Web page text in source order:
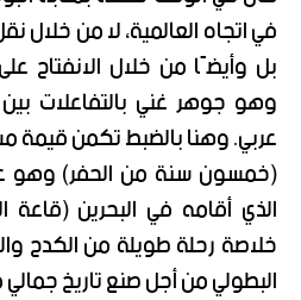
في اتجاه العالمية، لا من خلال
بل وأيضًا من خلال الانفتاح
وهو جوهر غني بالتفاعلات
عربي. وهنا بالضبط تكمن قيمة
(خمسون سنة من الحفر) وهو
خلاصة رحلة طويلة من الكدح
البطولي من أجل صنع تاريخ